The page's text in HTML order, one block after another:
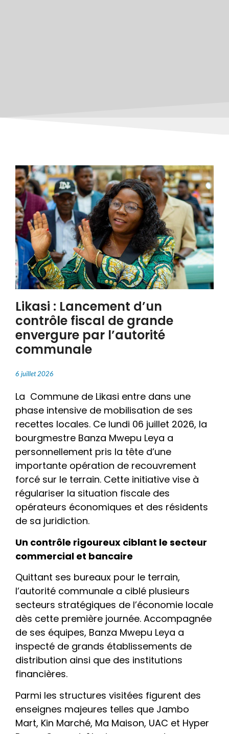
Likasi : Lancement d’un
contrôle fiscal de grande
envergure par l’autorité
communale
6 juillet 2026
La Commune de Likasi entre dans une
phase intensive de mobilisation de ses
recettes locales. Ce lundi 06 juillet 2026, la
bourgmestre Banza Mwepu Leya a
personnellement pris la tête d’une
importante opération de recouvrement
forcé sur le terrain. Cette initiative vise à
régulariser la situation fiscale des
opérateurs économiques et des résidents
de sa juridiction.
Un contrôle rigoureux ciblant le secteur
commercial et bancaire
Quittant ses bureaux pour le terrain,
l’autorité communale a ciblé plusieurs
secteurs stratégiques de l’économie locale
dès cette première journée. Accompagnée
de ses équipes, Banza Mwepu Leya a
inspecté de grands établissements de
distribution ainsi que des institutions
financières.
Parmi les structures visitées figurent des
enseignes majeures telles que Jambo
Mart, Kin Marché, Ma Maison, UAC et Hyper